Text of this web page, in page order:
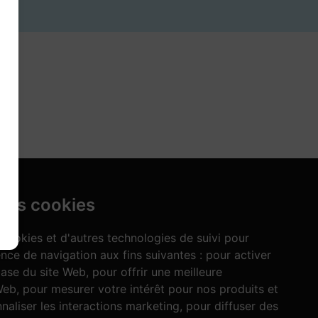
cookies
et d'autres technologies de suivi pour
de navigation aux fins suivantes : pour activer
du site Web, pour offrir une meilleure
, pour mesurer votre intérêt pour nos produits et
les interactions marketing, pour diffuser des